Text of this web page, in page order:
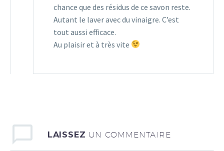
chance que des résidus de ce savon reste.
Autant le laver avec du vinaigre. C’est
tout aussi efficace.
Au plaisir et à très vite
LAISSEZ UN COMMENTAIRE